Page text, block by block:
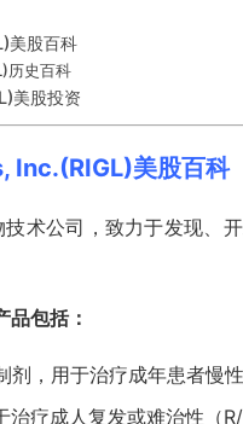
美股百科
历史百科
美股投资
Inc.(RIGL)美股百科
术公司，致力于发现、
包括：
，用于治疗成年患者慢
疗成人复发或难治性（